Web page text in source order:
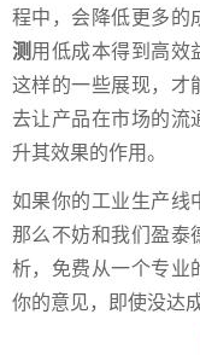
程中，会降低更多的
测用低成本得到高效
这样的一些展现，才
去让产品在市场的流
升其效果的作用。
如果你的工业生产线
那么不妨和我们盈泰
析，免费从一个专业
你的意见，即使没达